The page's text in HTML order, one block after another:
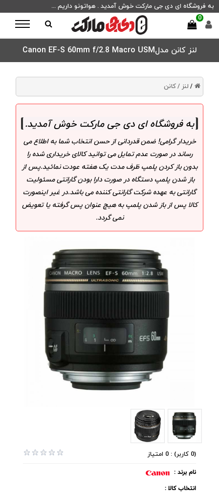
به فروشگاه ای دی جی مارکت خوش آمدید . هواتونو داریم ...
0
لنز کانن مدلCanon EF-S 60mm f/2.8 Macro USM
/ لنز /کانن
به فروشگاه ای دی جی مارکت خوش آمدید.
خریدار گرامی! ضمن قدردانی از حسن انتخاب شما به اطلاع می
رساند در صورت عدم تمایل می توانید کالای خریداری شده را
بدون باز کردن پلمپ ظرف مدت یک هفته عودت نمائید.پس از
باز شدن پلمپ دستگاه در صورت دارا بودن گارانتی مسئولیت
گارانتی به عهده شرکت گارانتی کننده می باشد.در غیر اینصورت
کالا پس از باز شدن پلمپ به هیچ عنوان پس گرفته یا تعویض
نمی گردد.
(0 کاربر) : 0 امتیاز
نام برند :
انتخاب کالا :